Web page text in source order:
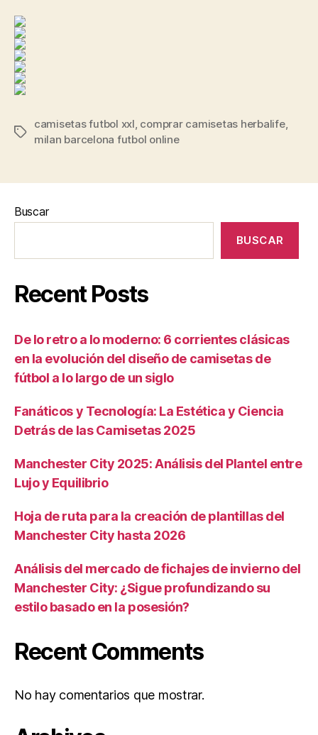
Etiquetas
camisetas futbol xxl, comprar camisetas herbalife,
milan barcelona futbol online
Buscar
BUSCAR
Recent Posts
De lo retro a lo moderno: 6 corrientes clásicas
en la evolución del diseño de camisetas de
fútbol a lo largo de un siglo
Fanáticos y Tecnología: La Estética y Ciencia
Detrás de las Camisetas 2025
Manchester City 2025: Análisis del Plantel entre
Lujo y Equilibrio
Hoja de ruta para la creación de plantillas del
Manchester City hasta 2026
Análisis del mercado de fichajes de invierno del
Manchester City: ¿Sigue profundizando su
estilo basado en la posesión?
Recent Comments
No hay comentarios que mostrar.